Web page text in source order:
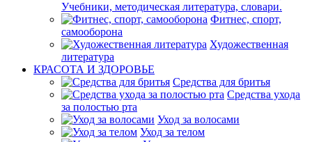
Учебники, методическая литература, словари.
Фитнес, спорт,
самооборона
Художественная
литература
КРАСОТА И ЗДОРОВЬЕ
Средства для бритья
Средства ухода
за полостью рта
Уход за волосами
Уход за телом